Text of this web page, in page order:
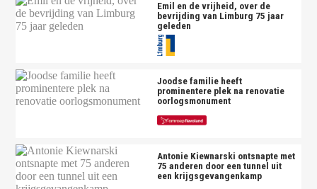
Emil en de vrijheid, over de
bevrijding van Limburg 75 jaar
geleden
Joodse familie heeft
prominentere plek na renovatie
oorlogsmonument
Antonie Kiewnarski ontsnapte met
75 anderen door een tunnel uit
een krijgsgevangenkamp